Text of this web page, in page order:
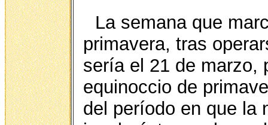
La semana que
primavera, tras
sería el 21 de marzo,
equinoccio de
del período en que la